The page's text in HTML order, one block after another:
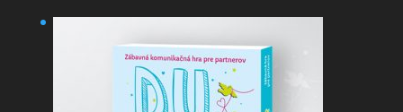
24.90 €.20.80 €.